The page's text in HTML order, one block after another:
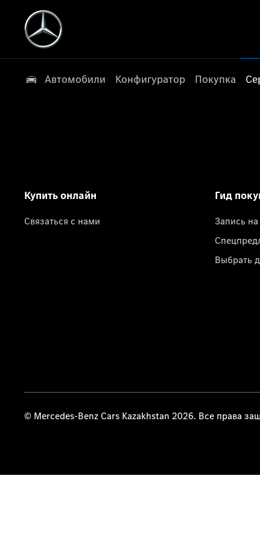
Автомобили Конфигуратор Покупка
Купить онлайн
Связаться с нами
Гид
Запись
Выбрать
© Mercedes-Benz Cars Kazakhstan 2026. Все права